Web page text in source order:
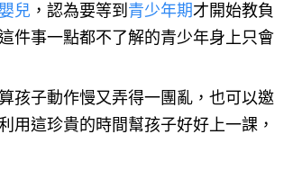
兒 ，認為要等到 青少年期才開始教負
件事一點都不了解的青少年身上只會
孩子動作慢又弄得一團亂，也可以邀
用這珍貴的時間幫孩子好好上一課，